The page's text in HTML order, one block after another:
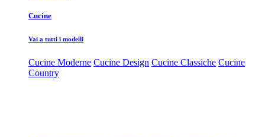
Cucine
Vai a tutti i modelli
Cucine Moderne Cucine Design Cucine Classiche Cucine
Country